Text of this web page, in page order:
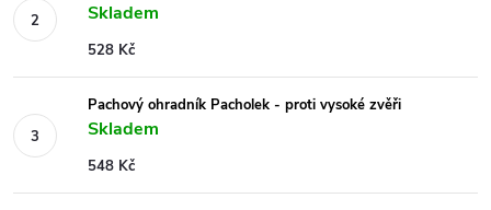
Skladem
528 Kč
Pachový ohradník Pacholek - proti vysoké zvěři
Skladem
548 Kč